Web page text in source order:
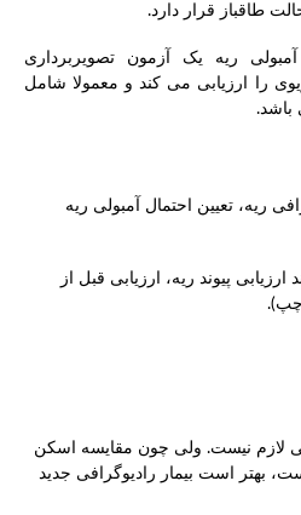
طاقباز قرار دارد.
ریه یک آزمون تصویربرداری
را ارزیابی می کند و معمولا شامل
باشد.
ریه، تعیین احتمال آمبولی ریه
پیوند ریه، ارزیابی قبل از
چپ).
لازم نیست. ولی چون مقایسه اسکن
بهتر است بیمار رادیوگرافی جدید